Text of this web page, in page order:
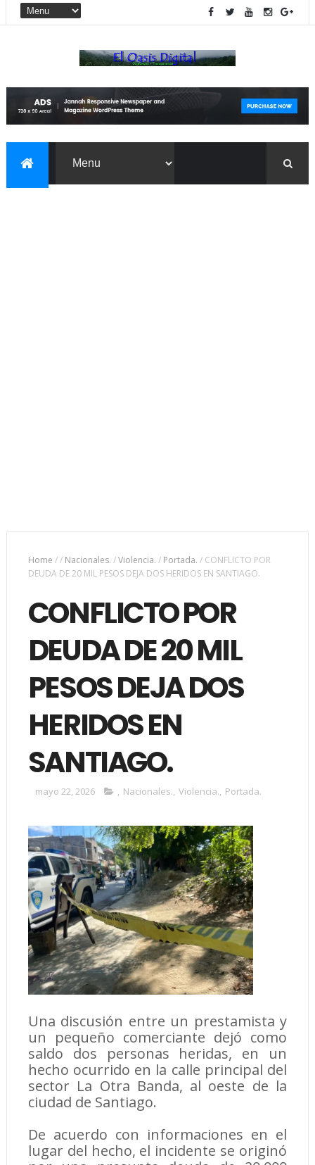
Home // Nacionales. /Violencia. / Portada. / CONFLICTO POR
DEUDA DE 20 MIL PESOS DEJA DOS HERIDOS EN SANTIAGO.
CONFLICTO POR
DEUDA DE 20 MIL
PESOS DEJA DOS
HERIDOS EN
SANTIAGO.
mayo 22, 2026 , Nacionales., Violencia., Portada.
Una discusión entre un prestamista y
un pequeño comerciante dejó como
saldo dos personas heridas, en un
hecho ocurrido en la calle principal del
sector La Otra Banda, al oeste de la
ciudad de Santiago.
De acuerdo con informaciones en el
lugar del hecho, el incidente se originó